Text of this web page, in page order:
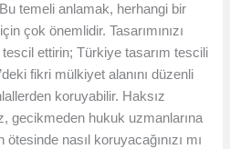
temeli anlamak, herhangi bir
çok önemlidir. Tasarımınızı
ettirin; Türkiye tasarım tescili
fikri mülkiyet alanını düzenli
koruyabilir. Haksız
gecikmeden hukuk uzmanlarına
ötesinde nasıl koruyacağınızı mı